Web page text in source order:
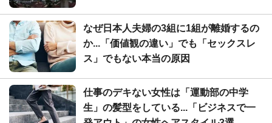
なぜ日本人夫婦の3組に1組が離婚するの
か...「価値観の違い」でも「セックスレ
ス」でもない本当の原因
仕事のデキない女性は「運動部の中学
生」の髪型をしている...「ビジネスで一